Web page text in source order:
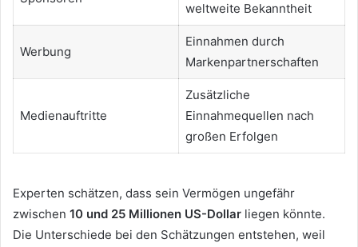
weltweite Bekanntheit
Werbung
Einnahmen durch
Markenpartnerschaften
Medienauftritte
Zusätzliche
Einnahmequellen nach
großen Erfolgen
Experten schätzen, dass sein Vermögen ungefähr
zwischen 10 und 25 Millionen US-Dollar liegen könnte.
Die Unterschiede bei den Schätzungen entstehen, weil